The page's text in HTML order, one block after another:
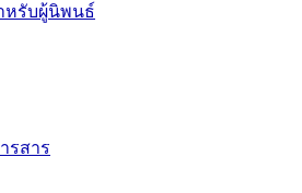
หรับผู้นิพนธ์
รสาร